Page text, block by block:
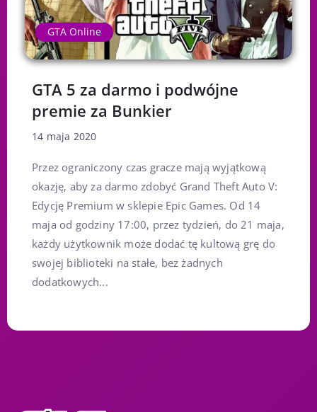
GTA Online
GTA 5 za darmo i podwójne
premie za Bunkier
14 maja 2020
Przez ograniczony czas gracze mają wyjątkową
okazję, aby za darmo zdobyć Grand Theft Auto V:
Edycję Premium w sklepie Epic Games. Od 14
maja od godziny 17:00, przez tydzień, do 21 maja,
każdy użytkownik może dodać tę kultową grę do
swojej biblioteki na stałe, bez żadnych
dodatkowych...